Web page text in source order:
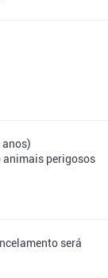
anos)
animais perigosos
será